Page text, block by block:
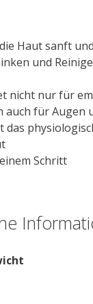
Haut sanft
und
nicht nur für
auch für Augen
das
Schritt